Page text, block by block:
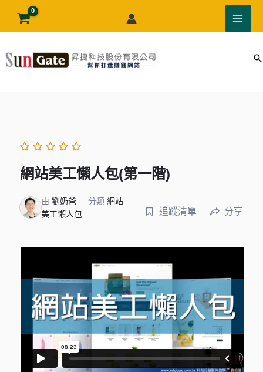
要
網站美工懶人包(第一階)
由 劉奶爸 分類 網站
美工懶人包
追蹤清單 分享